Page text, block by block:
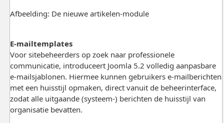
Afbeelding: De nieuwe artikelen-module
E-mailtemplates
Voor sitebeheerders op zoek naar professionele
communicatie, introduceert Joomla 5.2 volledig aanpasbare
e-mailsjablonen. Hiermee kunnen gebruikers e-mailberichten
met een huisstijl opmaken, direct vanuit de beheerinterface,
zodat alle uitgaande (systeem-) berichten de huisstijl van
organisatie bevatten.